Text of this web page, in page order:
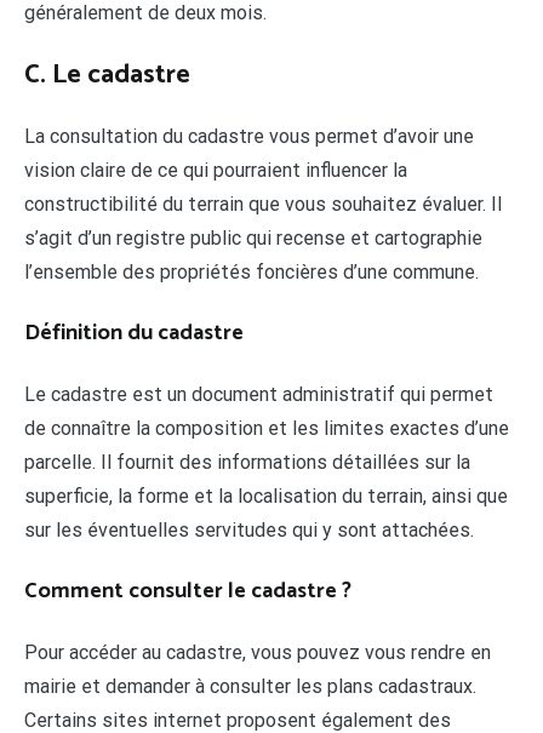
généralement de deux mois.
C. Le cadastre
La consultation du cadastre vous permet d’avoir une
vision claire de ce qui pourraient influencer la
constructibilité du terrain que vous souhaitez évaluer. Il
s’agit d’un registre public qui recense et cartographie
l’ensemble des propriétés foncières d’une commune.
Définition du cadastre
Le cadastre est un document administratif qui permet
de connaître la composition et les limites exactes d’une
parcelle. Il fournit des informations détaillées sur la
superficie, la forme et la localisation du terrain, ainsi que
sur les éventuelles servitudes qui y sont attachées.
Comment consulter le cadastre ?
Pour accéder au cadastre, vous pouvez vous rendre en
mairie et demander à consulter les plans cadastraux.
Certains sites internet proposent également des